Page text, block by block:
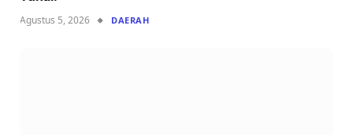
Agustus 5, 2026 DAERAH